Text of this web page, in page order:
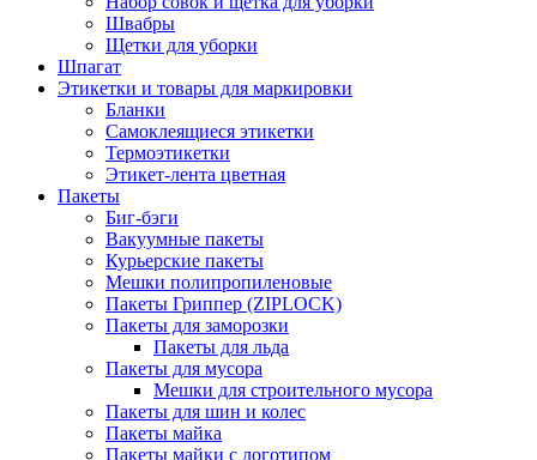
Швабры
Щетки для уборки
Шпагат
Этикетки и товары для маркировки
Бланки
Самоклеящиеся этикетки
Термоэтикетки
Этикет-лента цветная
Пакеты
Биг-бэги
Вакуумные пакеты
Курьерские пакеты
Мешки полипропиленовые
Пакеты Гриппер (ZIPLOCK)
Пакеты для заморозки
Пакеты для льда
Пакеты для мусора
Мешки для строительного мусора
Пакеты для шин и колес
Пакеты майка
Пакеты майки с логотипом